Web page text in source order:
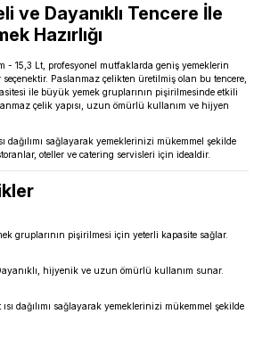
ve Dayanıklı Tencere İle
Hazırlığı
- 15,3 Lt, profesyonel mutfaklarda geniş yemeklerin
Paslanmaz çelikten üretilmiş olan bu tencere,
ile büyük yemek gruplarının pişirilmesinde etkili
çelik yapısı, uzun ömürlü kullanım ve hijyen
dağılımı sağlayarak yemeklerinizi mükemmel şekilde
oteller ve catering servisleri için idealdir.
gruplarının pişirilmesi için yeterli kapasite sağlar.
hijyenik ve uzun ömürlü kullanım sunar.
ısı dağılımı sağlayarak yemeklerinizi mükemmel şekilde